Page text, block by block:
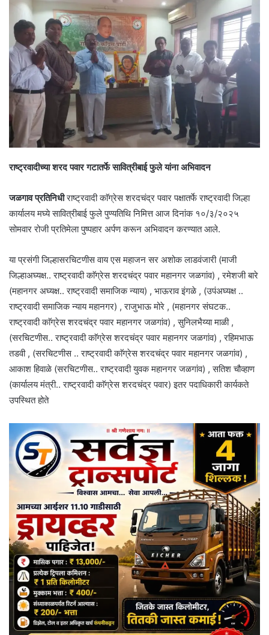
राष्ट्रवादीच्या शरद पवार गटातर्फे सावित्रीबाई फुले यांना अभिवादन
जळगाव प्रतिनिधीराष्ट्रवादी काॅग्रेस शरदचंद्र पवार पक्षातर्फे राष्ट्रवादी जिल्हा
कार्यालय मघ्ये सावित्रीबाई फुले पुण्यतिथि निमित्त आज दिनांक १०/३/२०२५
सोमवार रोजी प्रतिमेला पुष्पहार अर्पण करून अभिवादन करण्यात आले.
या प्रसंगी जिल्हासरचिटणीस वाय एस महाजन सर अशोक लाडवंजारी (माजी
जिल्हाअघ्यक्ष.. राष्ट्रवादी काॅग्रेस शरदचंद्र पवार महानगर जळगांव) , रमेशजी बारे
(महानगर अघ्यक्ष.. राष्ट्रवादी समाजिक न्याय) , भाऊराव इंगळे , (उपंअघ्यक्ष ..
राष्ट्रवादी समाजिक न्याय महानगर) , राजुभाऊ मोरे , (महानगर संघटक..
राष्ट्रवादी काॅग्रेस शरदचंद्र पवार महानगर जळगांव) , सुनिलभैय्या माळी ,
(सरचिटणीस.. राष्ट्रवादी काॅग्रेस शरदचंद्र पवार महानगर जळगांव) , रहिमभाऊ
तडवी , (सरचिटणीस .. राष्ट्रवादी काॅग्रेस शरदचंद्र पवार महानगर जळगांव) ,
आकाश हिवाळे (सरचिटणीस.. राष्ट्रवादी युवक महानगर जळगांव) , सतिश चौव्हाण
(कार्यालय मंत्री.. राष्ट्रवादी काॅग्रेस शरदचंद्र पवार) इतर पदाधिकारी कार्यकते
उपस्थित होते